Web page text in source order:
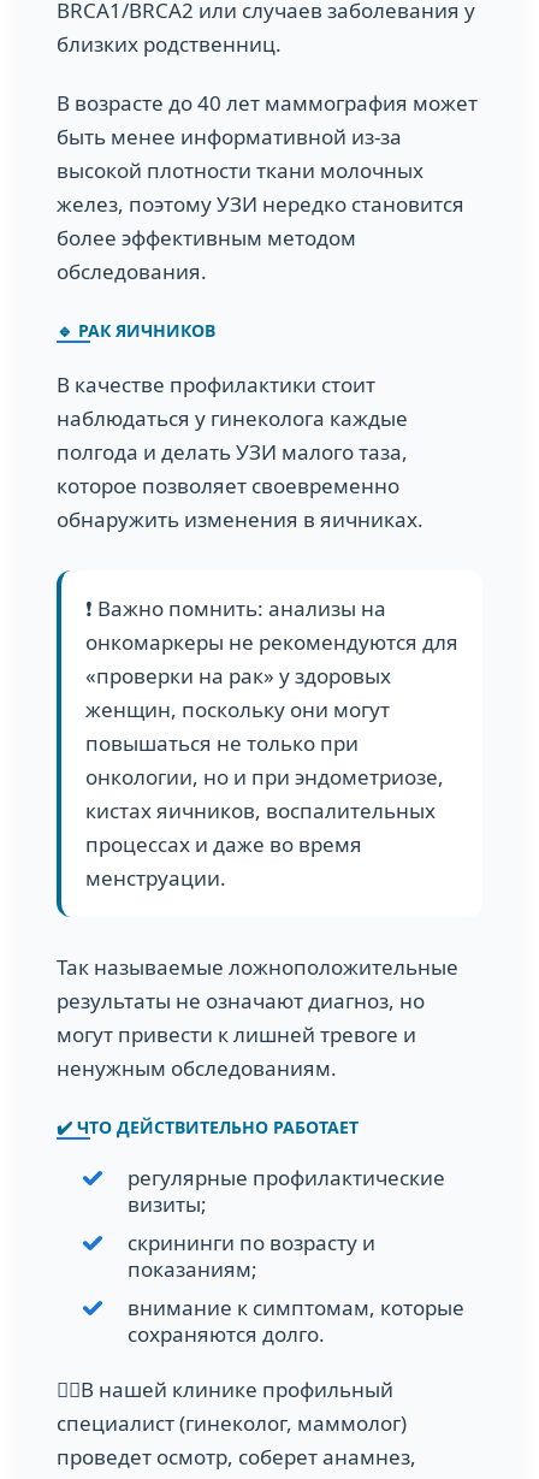
BRCA1/BRCA2 или случаев заболевания у
близких родственниц.
В возрасте до 40 лет маммография может
быть менее информативной из-за
высокой плотности ткани молочных
желез, поэтому УЗИ нередко становится
более эффективным методом
обследования.
🔹 РАК ЯИЧНИКОВ
В качестве профилактики стоит
наблюдаться у гинеколога каждые
полгода и делать УЗИ малого таза,
которое позволяет своевременно
обнаружить изменения в яичниках.
❗ Важно помнить: анализы на
онкомаркеры не рекомендуются для
«проверки на рак» у здоровых
женщин, поскольку они могут
повышаться не только при
онкологии, но и при эндометриозе,
кистах яичников, воспалительных
процессах и даже во время
менструации.
Так называемые ложноположительные
результаты не означают диагноз, но
могут привести к лишней тревоге и
ненужным обследованиям.
✔️ ЧТО ДЕЙСТВИТЕЛЬНО РАБОТАЕТ
регулярные профилактические
визиты;
скрининги по возрасту и
показаниям;
внимание к симптомам, которые
сохраняются долго.
👩‍⚕️В нашей клинике профильный
специалист (гинеколог, маммолог)
проведет осмотр, соберет анамнез,